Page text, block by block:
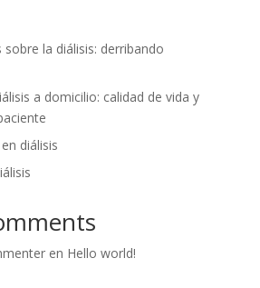
la diálisis: derribando
a domicilio: calidad de vida y
diálisis
en Hello world!